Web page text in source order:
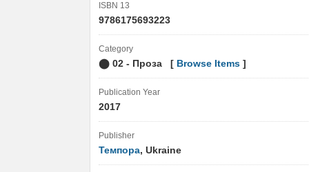
ISBN 13
9786175693223
Category
⬤ 02 - Проза [ Browse Items ]
Publication Year
2017
Publisher
Темпора, Ukraine